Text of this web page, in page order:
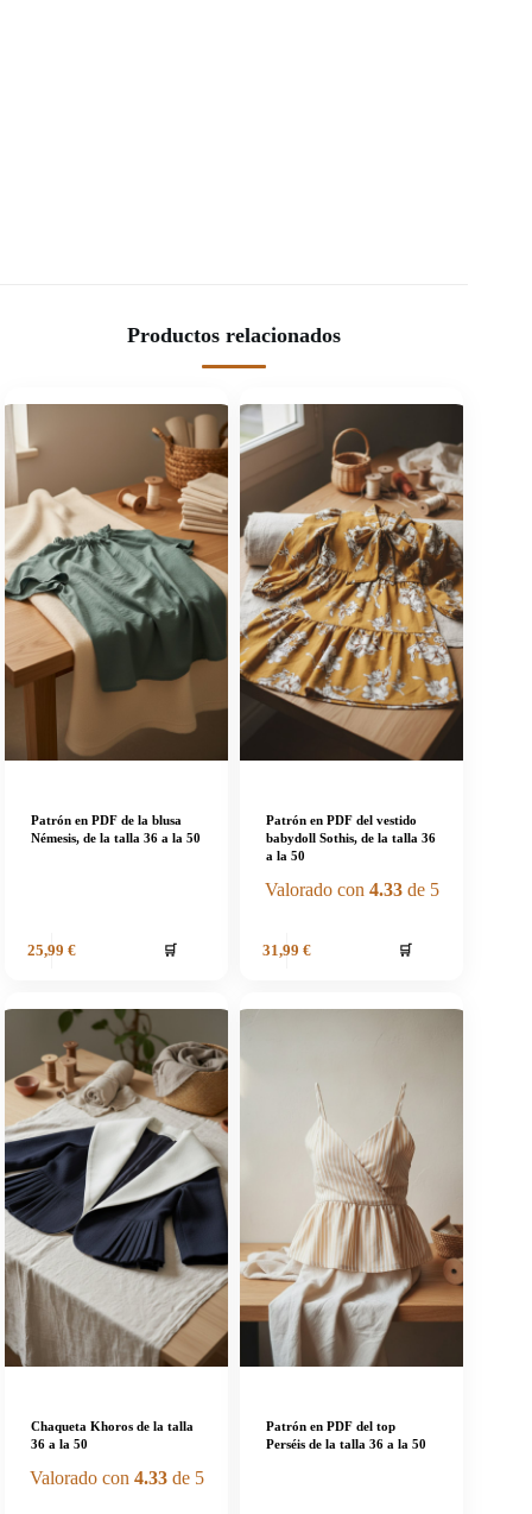
Productos relacionados
Patrón en PDF de la blusa
Némesis, de la talla 36 a la 50
25,99 € 🛒
Patrón en PDF del vestido
babydoll Sothis, de la talla 36
a la 50
Valorado con 4.33de 5
31,99 € 🛒
Chaqueta Khoros de la talla
36 a la 50
Valorado con 4.33de 5
Patrón en PDF del top
Perséis de la talla 36 a la 50